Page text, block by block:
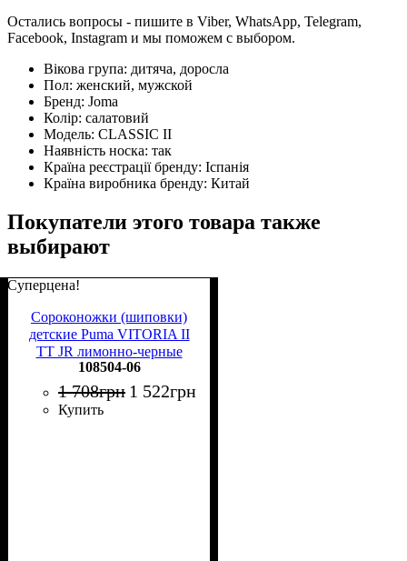
Остались вопросы - пишите в Viber, WhatsApp, Telegram,
Facebook, Instagram и мы поможем с выбором.
Вікова група: дитяча, доросла
Пол: женский, мужской
Бренд: Joma
Колір: салатовий
Модель: CLASSIC II
Наявність носка: так
Країна реєстрації бренду: Іспанія
Країна виробника бренду: Китай
Покупатели этого товара также
выбирают
Суперцена!
Сороконожки (шиповки)
детские Puma VITORIA II
TT JR лимонно-черные
108504-06
108504-06
1 708грн 1 522грн
Купить